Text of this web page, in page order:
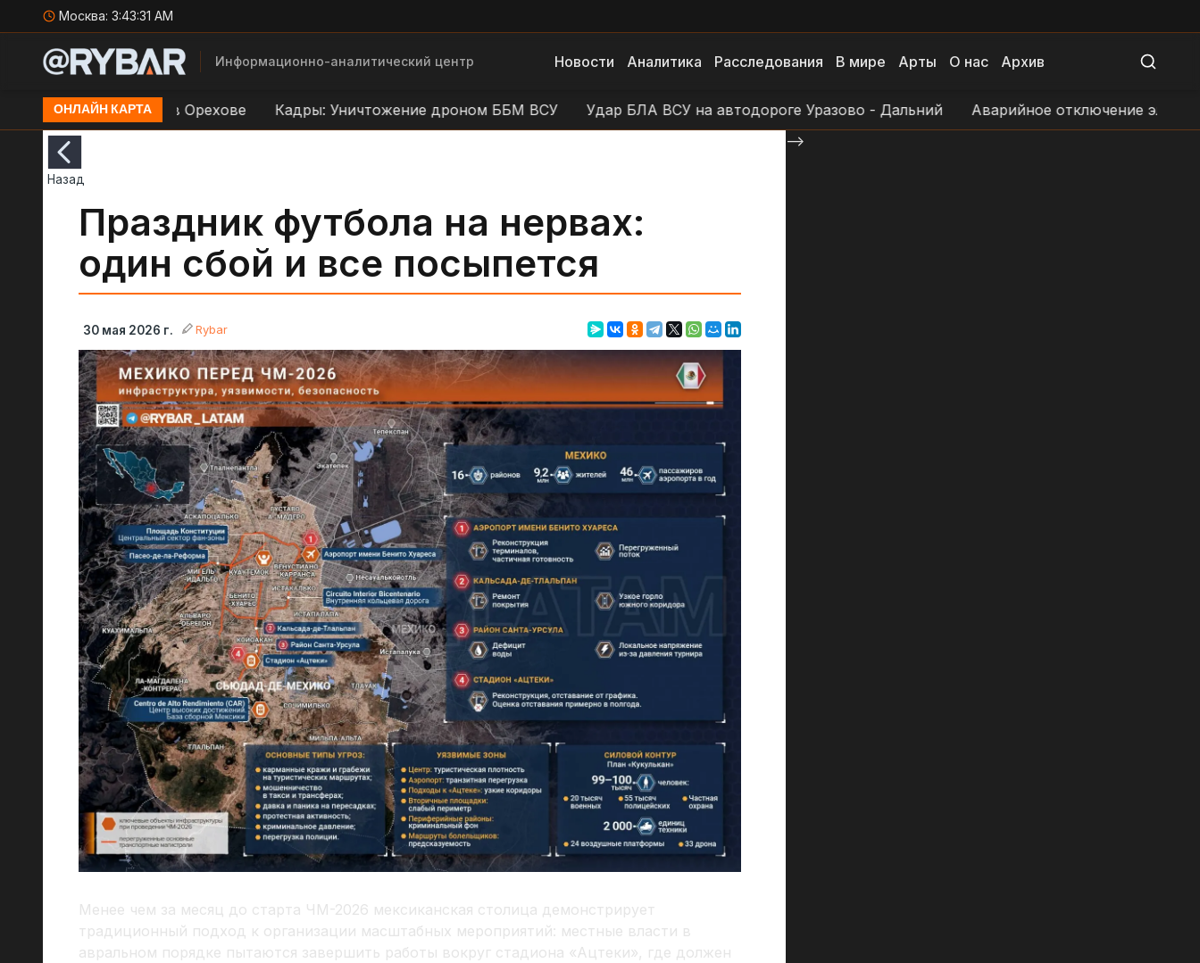
Москва: 3:43:32 AM
Информационно-аналитический центр Новости Аналитика Расследования В мире Арты О нас Архив
ОНЛАЙН КАРТА
переправе ВСУ в Орехове Кадры: Уничтожение дроном ББМ ВСУ Удар БЛА ВСУ на автодороге Уразово - Дальний Аварийное отключение
Назад
Праздник футбола на нервах:
один сбой и все посыпется
30 мая 2026 г. Rybar
Менее чем за месяц до старта ЧМ-2026 мексиканская столица демонстрирует
традиционный подход к организации масштабных мероприятий: местные власти в
авральном порядке пытаются завершить работы вокруг стадиона «Ацтеки», где должен
-->